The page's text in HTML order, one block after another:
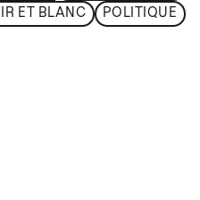
ET BLANC POLITIQUE